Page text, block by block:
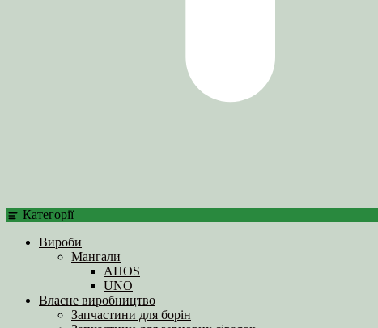
Категорії
Вироби
Мангали
AHOS
UNO
Власне виробництво
Запчастини для борін